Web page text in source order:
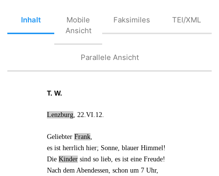
Inhalt
Mobile
Ansicht
Faksimiles TEI/XML
Parallele Ansicht
T. W.
Lenzburg , 22.VI.12.
GeliebterFrank
es ist herrlich hier; Sonne, blauer Himmel!
DieKinder sind so lieb, es ist eine Freude!
Nach dem Abendessen, schon um 7 Uhr,